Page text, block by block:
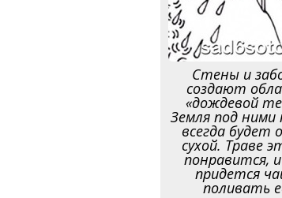
Стены и
создают
«дождевой
Земля под
всегда будет
сухой. Траве
понравится,
придется
поливать